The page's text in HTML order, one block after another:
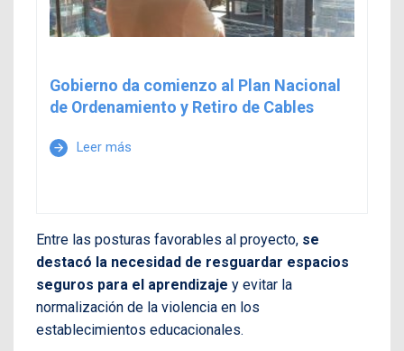
Gobierno da comienzo al Plan Nacional
de Ordenamiento y Retiro de Cables
arrow_forward Leer más
Entre las posturas favorables al proyecto, se
destacó la necesidad de resguardar espacios
seguros para el aprendizaje y evitar la
normalización de la violencia en los
establecimientos educacionales.